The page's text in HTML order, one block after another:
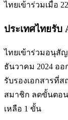
ไทยเข้าร่วมเมื่อ
ประเทศไทยรับ
ไทยเข้าร่วมอนุสัญ
ธันวาคม 2024 ออ
รับรองเอกสารที่ส
สมาชิก ลดขั้นตอ
เหลือ 1 ขั้น